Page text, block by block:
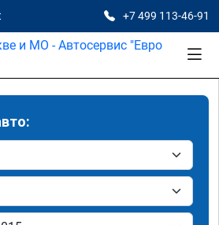
+7 499 113-46-91